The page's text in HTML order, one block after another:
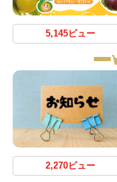
5,145ビュー
2,270ビュー